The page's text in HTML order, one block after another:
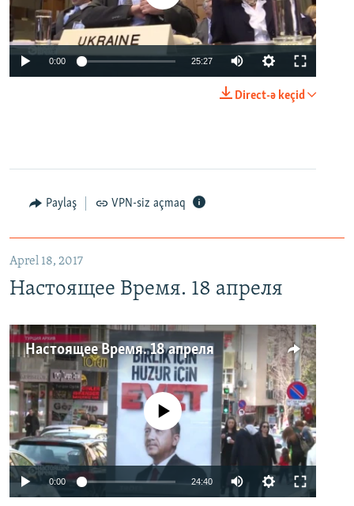
0:00 25:27
Direct-ə keçid
Paylaş VPN-siz açmaq
Aprel 18, 2017
Настоящее Время. 18 апреля
Настоящее Время. 18 апреля
No media source currently available
0:00 24:40